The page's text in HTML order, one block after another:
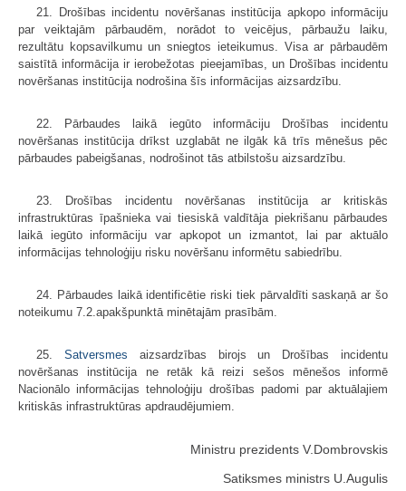
21. Drošības incidentu novēršanas institūcija apkopo informāciju
par veiktajām pārbaudēm, norādot to veicējus, pārbaužu laiku,
rezultātu kopsavilkumu un sniegtos ieteikumus. Visa ar pārbaudēm
saistītā informācija ir ierobežotas pieejamības, un Drošības incidentu
novēršanas institūcija nodrošina šīs informācijas aizsardzību.
22. Pārbaudes laikā iegūto informāciju Drošības incidentu
novēršanas institūcija drīkst uzglabāt ne ilgāk kā trīs mēnešus pēc
pārbaudes pabeigšanas, nodrošinot tās atbilstošu aizsardzību.
23. Drošības incidentu novēršanas institūcija ar kritiskās
infrastruktūras īpašnieka vai tiesiskā valdītāja piekrišanu pārbaudes
laikā iegūto informāciju var apkopot un izmantot, lai par aktuālo
informācijas tehnoloģiju risku novēršanu informētu sabiedrību.
24. Pārbaudes laikā identificētie riski tiek pārvaldīti saskaņā ar šo
noteikumu 7.2.apakšpunktā minētajām prasībām.
25. Satversmes aizsardzības birojs un Drošības incidentu
novēršanas institūcija ne retāk kā reizi sešos mēnešos informē
Nacionālo informācijas tehnoloģiju drošības padomi par aktuālajiem
kritiskās infrastruktūras apdraudējumiem.
Ministru prezidents V.Dombrovskis
Satiksmes ministrs U.Augulis